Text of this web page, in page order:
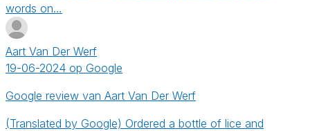
words on…
Aart Van Der Werf
19-06-2024 op Google
Google review van Aart Van Der Werf
(Translated by Google) Ordered a bottle of lice and